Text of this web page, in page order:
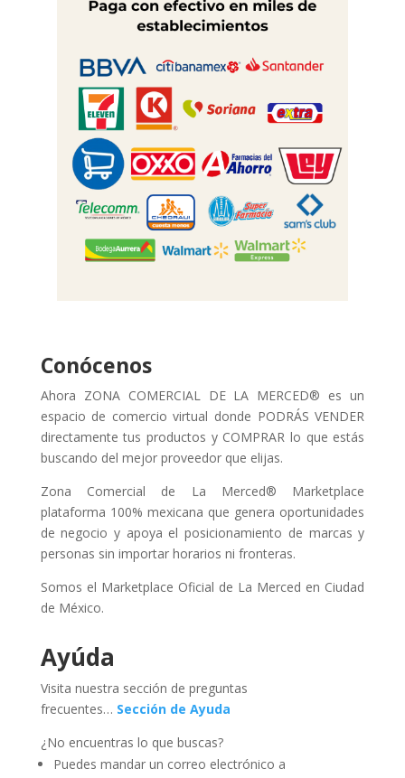
Conócenos
Ahora ZONA COMERCIAL DE LA MERCED® es un
espacio de comercio virtual donde PODRÁS VENDER
directamente tus productos y COMPRAR lo que estás
buscando del mejor proveedor que elijas.
Zona Comercial de La Merced® Marketplace
plataforma 100% mexicana que genera oportunidades
de negocio y apoya el posicionamiento de marcas y
personas sin importar horarios ni fronteras.
Somos el Marketplace Oficial de La Merced en Ciudad
de México.
Ayúda
Visita nuestra sección de preguntas
frecuentes… Sección de Ayuda
¿No encuentras lo que buscas?
Puedes mandar un correo electrónico a